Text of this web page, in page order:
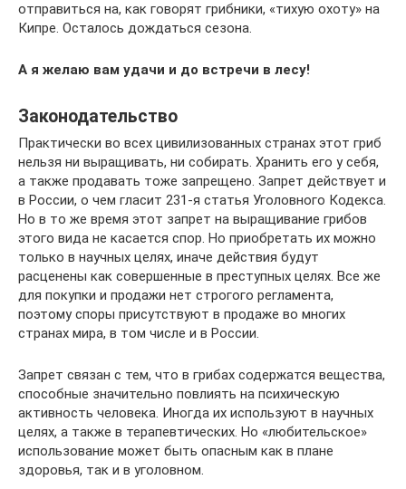
отправиться на, как говорят грибники, «тихую охоту» на
Кипре. Осталось дождаться сезона.
А я желаю вам удачи и до встречи в лесу!
Законодательство
Практически во всех цивилизованных странах этот гриб
нельзя ни выращивать, ни собирать. Хранить его у себя,
а также продавать тоже запрещено. Запрет действует и
в России, о чем гласит 231-я статья Уголовного Кодекса.
Но в то же время этот запрет на выращивание грибов
этого вида не касается спор. Но приобретать их можно
только в научных целях, иначе действия будут
расценены как совершенные в преступных целях. Все же
для покупки и продажи нет строгого регламента,
поэтому споры присутствуют в продаже во многих
странах мира, в том числе и в России.
Запрет связан с тем, что в грибах содержатся вещества,
способные значительно повлиять на психическую
активность человека. Иногда их используют в научных
целях, а также в терапевтических. Но «любительское»
использование может быть опасным как в плане
здоровья, так и в уголовном.